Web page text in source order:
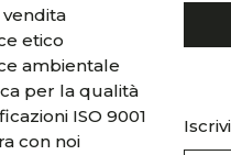
vendita
etico
ambientale
per la qualità
ISO 9001
con noi